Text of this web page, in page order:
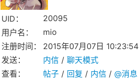
UID：
20095
用户名：
mio
注册时间：
2015年07月07日 10:23:54
发送：
内信 / 聊天模式
查看：
帖子 / 回复 / 内信 / @消息